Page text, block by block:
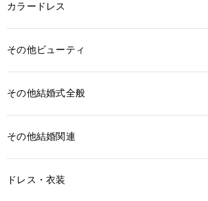
カラードレス
その他ビューティ
その他結婚式全般
その他結婚関連
ドレス・衣装